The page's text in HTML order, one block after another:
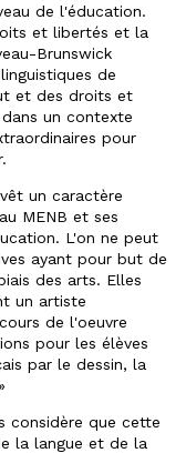
de l'éducation.
et libertés et la
Brunswick
de
et des droits et
un contexte
pour
un caractère
MENB et ses
L'on ne peut
ayant pour but de
des arts. Elles
un artiste
de l'oeuvre
pour les élèves
par le dessin, la
considère que cette
la langue et de la